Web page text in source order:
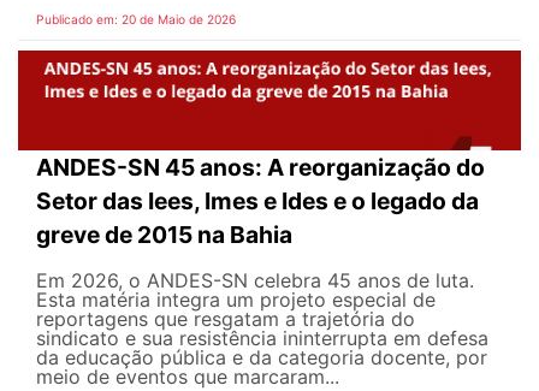
Publicado em: 20 de Maio de 2026
ANDES-SN 45 anos: A reorganização do
Setor das Iees, Imes e Ides e o legado da
greve de 2015 na Bahia
Em 2026, o ANDES-SN celebra 45 anos de luta.
Esta matéria integra um projeto especial de
reportagens que resgatam a trajetória do
sindicato e sua resistência ininterrupta em defesa
da educação pública e da categoria docente, por
meio de eventos que marcaram...